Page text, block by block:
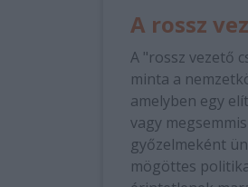
A rossz
A "rossz vezető
minta a
amelyben egy
vagy
győzelmeként
mögöttes